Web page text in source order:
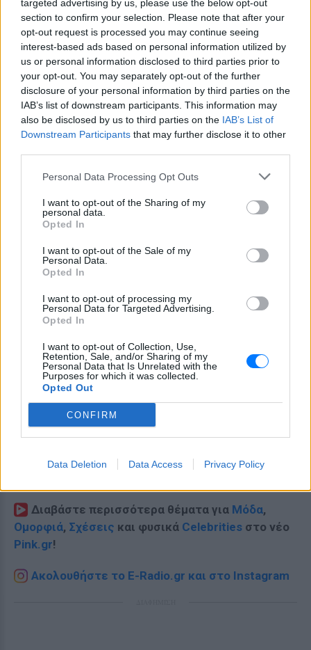
targeted advertising by us, please use the below opt-out
section to confirm your selection. Please note that after your
opt-out request is processed you may continue seeing
interest-based ads based on personal information utilized by
us or personal information disclosed to third parties prior to
your opt-out. You may separately opt-out of the further
disclosure of your personal information by third parties on the
IAB’s list of downstream participants. This information may
also be disclosed by us to third parties on the IAB’s List of
Downstream Participants that may further disclose it to other
Personal Data Processing Opt Outs
I want to opt-out of the Sharing of my
personal data.
Opted In
I want to opt-out of the Sale of my
Personal Data.
Opted In
I want to opt-out of processing my
Personal Data for Targeted Advertising.
Opted In
I want to opt-out of Collection, Use,
Retention, Sale, and/or Sharing of my
Personal Data that Is Unrelated with the
Purposes for which it was collected.
Opted Out
CONFIRM
Data Deletion Data Access Privacy Policy
Η ριάλιτι σταρ φέρεται τώρα να εξετάζει το
ενδεχόμενο να αλλάξει τη συμφωνία επιμέλειας με
τον αστέρα του χιπ-χοπ.
[ΠΗΓΗ]
ΔΙΑΦΗΜΙΣΗ
Ακολουθήστε το E-Radio.gr στοGoogle News
Διαβάστε περισσότερα θέματα για Μόδα,
Ομορφιά, Σχέσεις και φυσικά Celebrities στο νέο
Pink.gr!
Ακολουθήστε το E-Radio.gr και στο Instagram